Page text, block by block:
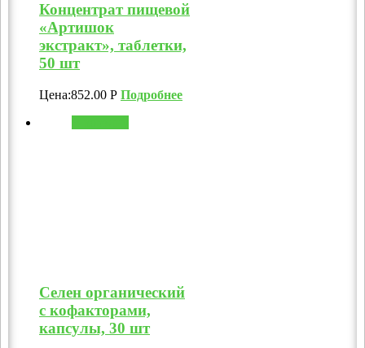
Концентрат пищевой
«Артишок
экстракт», таблетки,
50 шт
Цена:852.00 Р Подробнее
Селен органический
с кофакторами,
капсулы, 30 шт